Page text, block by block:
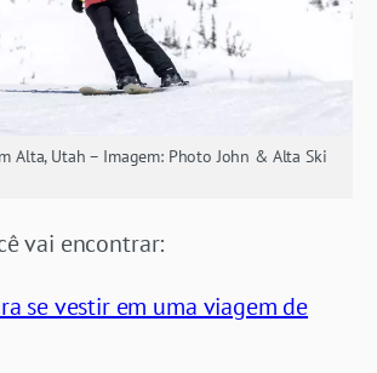
Alta, Utah – Imagem: Photo John & Alta Ski
vai encontrar:
se vestir em uma viagem de